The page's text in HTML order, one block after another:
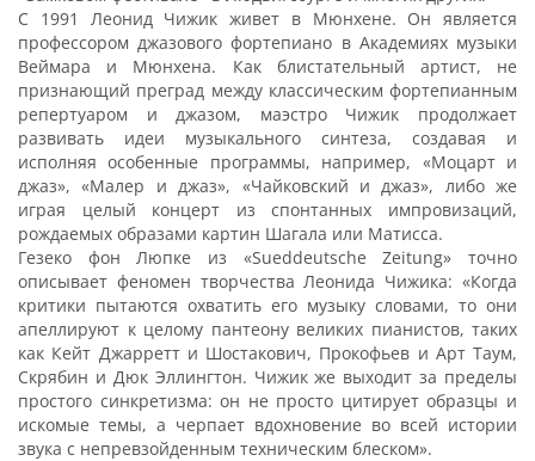
С 1991 Леонид Чижик живет в Мюнхене. Он является
профессором джазового фортепиано в Академиях музыки
Веймара и Мюнхена. Как блистательный артист, не
признающий преград между классическим фортепианным
репертуаром и джазом, маэстро Чижик продолжает
развивать идеи музыкального синтеза, создавая и
исполняя особенные программы, например, «Моцарт и
джаз», «Малер и джаз», «Чайковский и джаз», либо же
играя целый концерт из спонтанных импровизаций,
рождаемых образами картин Шагала или Матисса.
Гезеко фон Люпке из «Sueddeutsche Zeitung» точно
описывает феномен творчества Леонида Чижика: «Когда
критики пытаются охватить его музыку словами, то они
апеллируют к целому пантеону великих пианистов, таких
как Кейт Джарретт и Шостакович, Прокофьев и Арт Таум,
Скрябин и Дюк Эллингтон. Чижик же выходит за пределы
простого синкретизма: он не просто цитирует образцы и
искомые темы, а черпает вдохновение во всей истории
звука с непревзойденным техническим блеском».